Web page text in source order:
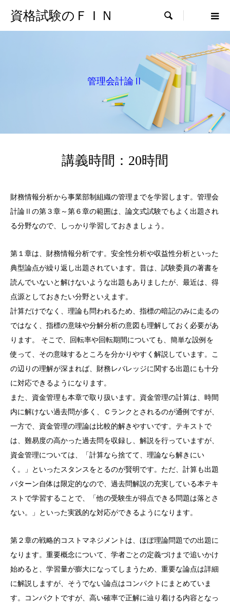
資格試験のＦＩＮ 
管理会計論Ⅱ
講義時間：20時間
財務情報分析から事業部制組織の管理までを学習します。管理会
計論Ⅱの第３章～第６章の範囲は、論文式試験でもよく出題され
る分野なので、しっかり学習しておきましょう。
第１章は、財務情報分析です。安全性分析や収益性分析といった
典型論点が繰り返し出題されています。昔は、試験委員の著書を
読んでいないと解けないような出題もありましたが、最近は、得
点源としておきたい分野といえます。
計算だけでなく、理論も問われるため、指標の暗記のみに走るの
ではなく、指標の意味や分解分析の意図も理解しておく必要があ
ります。 そこで、回転率や回転期間についても、簡単な設例を
使って、その意味するところを分かりやすく解説しています。こ
の辺りの理解が深まれば、財務レバレッジに関する出題にも十分
に対応できるようになります。
また、資金管理も本章で取り扱います。資金管理の計算は、時間
内に解けない過去問が多く、Ｃランクとされるのが通例ですが、
一方で、資金管理の理論は比較的解きやすいです。テキストで
は、難易度の高かった過去問を収録し、解説を行っていますが、
資金管理については、「計算なら捨てて、理論なら解きにい
く。」といったスタンスをとるのが賢明です。ただ、計算も出題
パターン自体は限定的なので、過去問解説の充実している本テキ
ストで学習することで、「他の受験生が得点できる問題は落とさ
ない。」といった実践的な対応ができるようになります。
第２章の戦略的コストマネジメントは、ほぼ理論問題での出題に
なります。重要概念について、学者ごとの定義づけまで追いかけ
始めると、学習量が膨大になってしまうため、重要な論点は詳細
に解説しますが、そうでない論点はコンパクトにまとめていま
す。コンパクトですが、高い確率で正解に辿り着ける内容となっ